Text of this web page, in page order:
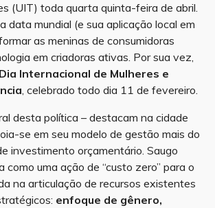
(UIT) toda quarta quinta-feira de abril.
data mundial (e sua aplicação local em
as meninas de consumidoras
em criadoras ativas. Por sua vez,
Dia Internacional de Mulheres e
, celebrado todo dia 11 de fevereiro.
desta política – destacam na cidade
se em seu modelo de gestão mais do
investimento orçamentário. Saugo
como uma ação de “custo zero” para o
na articulação de recursos existentes
enfoque de gênero,